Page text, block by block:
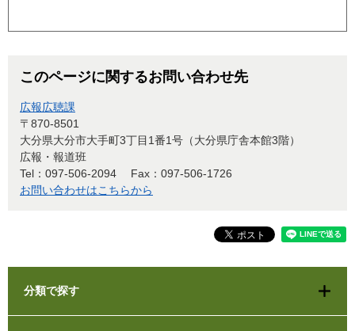
このページに関するお問い合わせ先
広報広聴課
〒870-8501
大分県大分市大手町3丁目1番1号（大分県庁舎本館3階）
広報・報道班
Tel：097-506-2094
Fax：097-506-1726
お問い合わせはこちらから
分類で探す